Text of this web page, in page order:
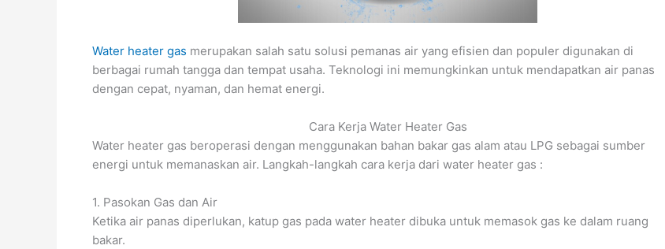
Water heater gas merupakan salah satu solusi pemanas air yang efisien dan populer digunakan di
berbagai rumah tangga dan tempat usaha. Teknologi ini memungkinkan untuk mendapatkan air panas
dengan cepat, nyaman, dan hemat energi.
Cara Kerja Water Heater Gas
Water heater gas beroperasi dengan menggunakan bahan bakar gas alam atau LPG sebagai sumber
energi untuk memanaskan air. Langkah-langkah cara kerja dari water heater gas :
1. Pasokan Gas dan Air
Ketika air panas diperlukan, katup gas pada water heater dibuka untuk memasok gas ke dalam ruang
bakar.